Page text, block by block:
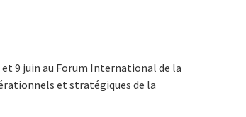
9 juin au Forum International de la
et stratégiques de la